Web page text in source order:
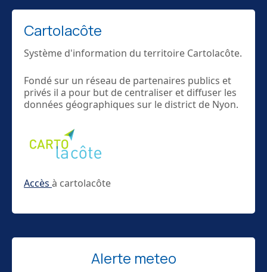
Cartolacôte
Système d'information du territoire Cartolacôte.
Fondé sur un réseau de partenaires publics et
privés il a pour but de centraliser et diffuser les
données géographiques sur le district de Nyon.
Accès à cartolacôte
Alerte meteo